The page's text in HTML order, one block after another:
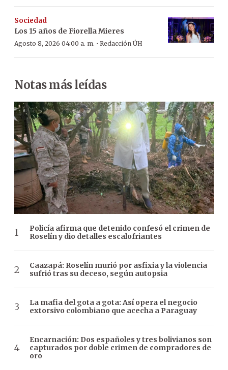
Sociedad
Los 15 años de Fiorella Mieres
Agosto 8, 2026 04:00 a. m. · Redacción ÚH
Notas más leídas
Policía afirma que detenido confesó el crimen de
Roselín y dio detalles escalofriantes
Caazapá: Roselín murió por asfixia y la violencia
sufrió tras su deceso, según autopsia
La mafia del gota a gota: Así opera el negocio
extorsivo colombiano que acecha a Paraguay
Encarnación: Dos españoles y tres bolivianos son
capturados por doble crimen de compradores de
oro